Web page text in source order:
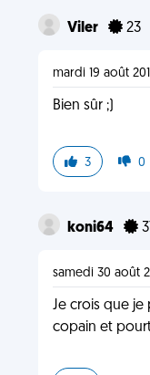
Viler 23
mardi 19 août
Bien sûr ;)
3 0
koni64
samedi 30 août
Je crois que je
copain et